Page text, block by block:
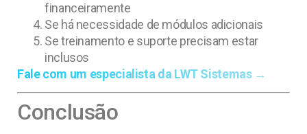
financeiramente
Se há necessidade de módulos adicionais
Se treinamento e suporte precisam estar
inclusos
Fale com um especialista da LWT Sistemas →
Conclusão